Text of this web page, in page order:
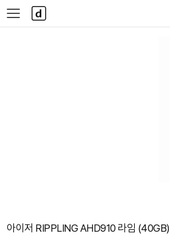
사
이
다
나
와
아이저 RIPPLING AHD910 라임 (40GB)